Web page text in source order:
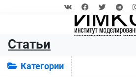
Статьи
Категории